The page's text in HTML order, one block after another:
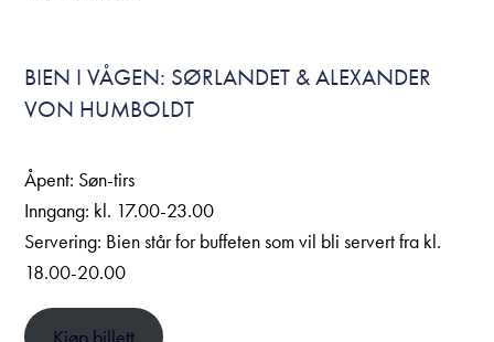
BIEN I VÅGEN: SØRLANDET & ALEXANDER
VON HUMBOLDT
Åpent: Søn-tirs
Inngang: kl. 17.00-23.00
Servering: Bien står for buffeten som vil bli servert fra kl.
18.00-20.00